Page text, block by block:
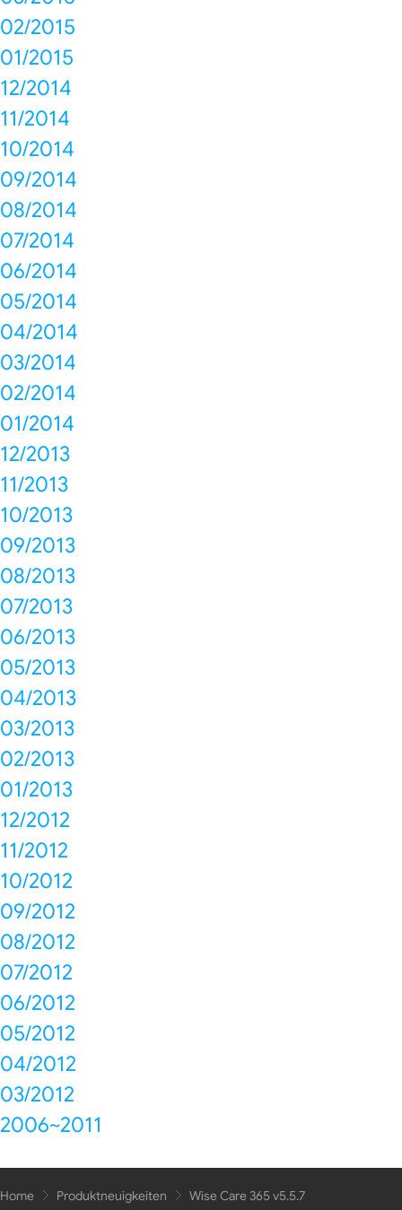
02/2015
01/2015
12/2014
11/2014
10/2014
09/2014
08/2014
07/2014
06/2014
05/2014
04/2014
03/2014
02/2014
01/2014
12/2013
11/2013
10/2013
09/2013
08/2013
07/2013
06/2013
05/2013
04/2013
03/2013
02/2013
01/2013
12/2012
11/2012
10/2012
09/2012
08/2012
07/2012
06/2012
05/2012
04/2012
03/2012
2006~2011
Home Produktneuigkeiten Wise Care 365 v5.5.7